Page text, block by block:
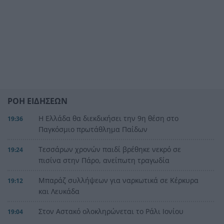
ΡΟΗ ΕΙΔΗΣΕΩΝ
19:36
Η Ελλάδα θα διεκδικήσει την 9η θέση στο
Παγκόσμιο πρωτάθλημα Παίδων
19:24
Τεσσάρων χρονών παιδί βρέθηκε νεκρό σε
πισίνα στην Πάρο, ανείπωτη τραγωδία
19:12
Μπαράζ συλλήψεων για ναρκωτικά σε Κέρκυρα
και Λευκάδα
19:04 Στον Αστακό ολοκληρώνεται το Ράλι Ιονίου